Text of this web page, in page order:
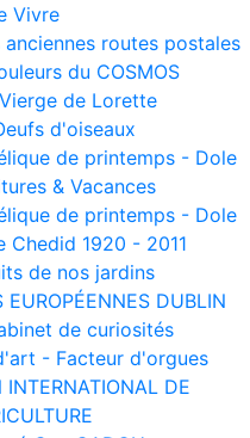
Vivre
anciennes routes postales
du COSMOS
de Lorette
d'oiseaux
de printemps - Dole
& Vacances
de printemps - Dole
Chedid 1920 - 2011
de nos jardins
DUBLIN
de curiosités
- Facteur d'orgues
DE